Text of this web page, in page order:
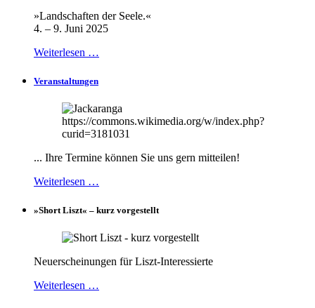
»Landschaften der Seele.«
4. – 9. Juni 2025
Weiterlesen …
Veranstaltungen
... Ihre Termine können Sie uns gern mitteilen!
Weiterlesen …
»Short Liszt« – kurz vorgestellt
Neuerscheinungen für Liszt-Interessierte
Weiterlesen …